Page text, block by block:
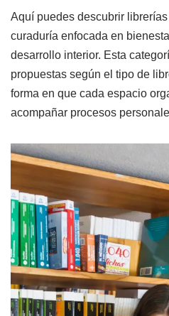
Aquí puedes descubrir
curaduría enfocada en
desarrollo interior. Esta
propuestas según el tipo de
forma en que cada espacio
acompañar procesos